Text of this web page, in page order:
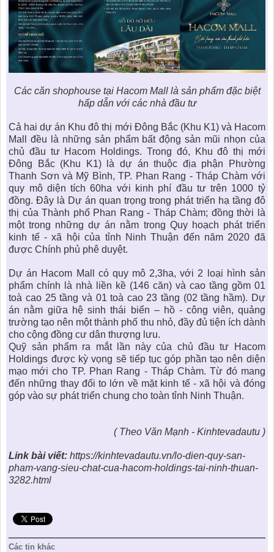
Các căn shophouse tại Hacom Mall là sản phẩm đặc biệt
hấp dẫn với các nhà đầu tư
Cả hai dự án Khu đô thị mới Đông Bắc(Khu K1) và Hacom
Mall đều là những sản phẩm bất động sản mũi nhọn của
chủ đầu tư Hacom Holdings. Trong đó, Khu đô thị mới
Đông Bắc (Khu K1) là dự án thuộc địa phận Phường
Thanh Sơn và Mỹ Bình, TP. Phan Rang - Tháp Chàm với
quy mô diện tích 60ha với kinh phí đầu tư trên 1000 tỷ
đồng. Đây là Dự án quan trọng trong phát triển hạ tầng đô
thị của Thành phố Phan Rang - Tháp Chàm; đồng thời là
một trong những dự án nằm trong Quy hoạch phát triển
kinh tế - xã hội của tỉnh Ninh Thuận đến năm 2020 đã
được Chính phủ phê duyệt.
Dự án Hacom Mall
có quy mô 2,3ha, với 2 loại hình sản
phẩm chính là nhà liền kề (146 căn) và cao tầng gồm 01
toà cao 25 tầng và 01 toà cao 23 tầng (02 tầng hầm). Dự
án nằm giữa hệ sinh thái biển – hồ - công viên, quảng
trường tạo nên một thành phố thu nhỏ, đầy đủ tiện ích dành
cho cộng đồng cư dân thượng lưu.
Quỹ sản phẩm ra mắt lần này của chủ đầu tư Hacom
Holdings được kỳ vọng sẽ tiếp tục góp phần tạo nên diện
mạo mới cho TP. Phan Rang - Tháp Chàm. Từ đó mang
đến những thay đổi to lớn về mặt kinh tế - xã hội và đóng
góp vào sự phát triển chung cho toàn tỉnh Ninh Thuận.
( Theo Văn Mạnh - Kinhtevadautu )
Link bài viết: https://kinhtevadautu.vn/lo-dien-quy-san-
pham-vang-sieu-chat-cua-hacom-holdings-tai-ninh-thuan-
3282.html
Các tin khác